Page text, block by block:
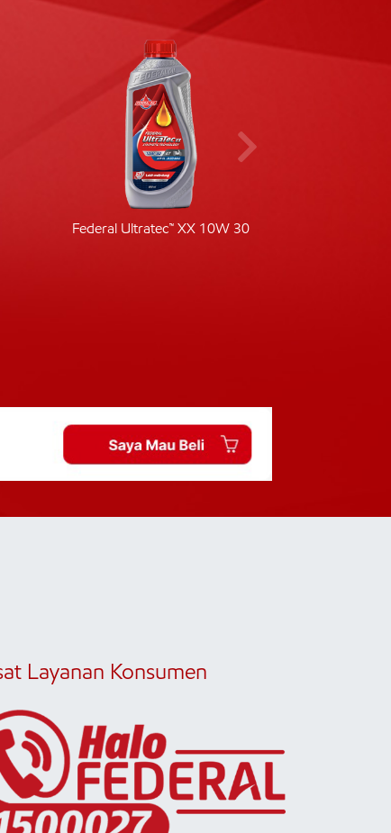
Federal Ultratec™ XX 10W 30
Layanan Konsumen